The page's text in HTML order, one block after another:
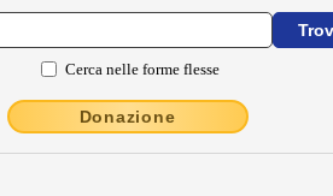
Cerca nelle forme flesse
Donazione